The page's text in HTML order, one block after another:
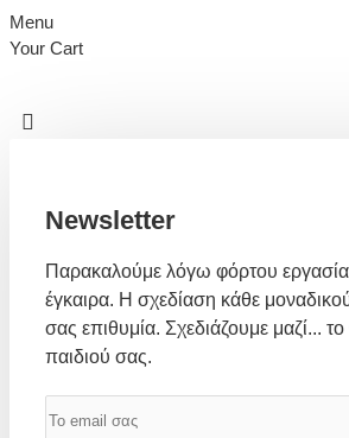
Menu
Your Cart
Newsletter
Παρακαλούμε λόγω φόρτου
έγκαιρα. Η σχεδίαση κάθε
σας επιθυμία. Σχεδιάζουμε μαζί...
παιδιού σας.